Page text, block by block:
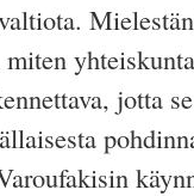
jotta